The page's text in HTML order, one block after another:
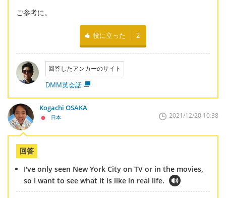
ご参考に。
役に立った 2
回答したアンカーのサイト
DMM英会話
Kogachi OSAKA
日本 2021/12/20 10:38
回答
I've only seen New York City on TV or in the movies,
so I want to see what it is like in real life.